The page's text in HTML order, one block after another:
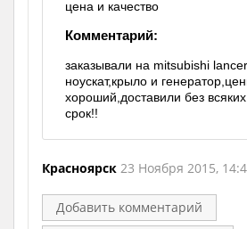
цена и качество
Комментарий:
заказывали на mitsubishi
ноускат,крыло и
хороший,доставили без
срок!!
Красноярск 23 Ноября 2015,
Добавить комментарий